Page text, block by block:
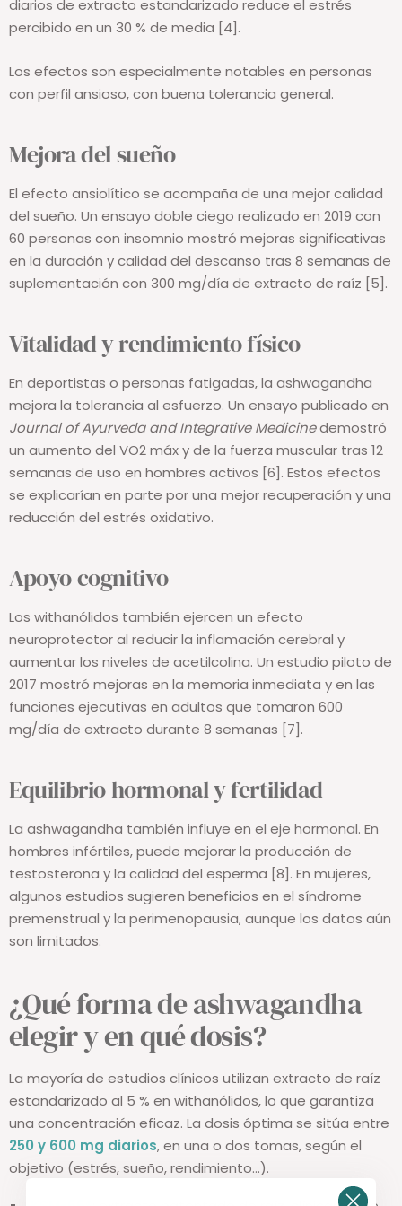
diarios de extracto estandarizado reduce el estrés
percibido en un 30 % de media [4].
Los efectos son especialmente notables en personas
con perfil ansioso, con buena tolerancia general.
Mejora del sueño
El efecto ansiolítico se acompaña de una mejor calidad
del sueño. Un ensayo doble ciego realizado en 2019 con
60 personas con insomnio mostró mejoras significativas
en la duración y calidad del descanso tras 8 semanas de
suplementación con 300 mg/día de extracto de raíz [5].
Vitalidad y rendimiento físico
En deportistas o personas fatigadas, la ashwagandha
mejora la tolerancia al esfuerzo. Un ensayo publicado en
Journal of Ayurveda and Integrative Medicine
demostró
un aumento del VO2 máx y de la fuerza muscular tras 12
semanas de uso en hombres activos [6]. Estos efectos
se explicarían en parte por una mejor recuperación y una
Apoyo cognitivo
Los withanólidos también ejercen un efecto
neuroprotector al reducir la inflamación cerebral y
aumentar los niveles de acetilcolina. Un estudio piloto de
2017 mostró mejoras en la memoria inmediata y en las
funciones ejecutivas en adultos que tomaron 600
mg/día de extracto durante 8 semanas [7].
Equilibrio hormonal y fertilidad
La ashwagandha también influye en el eje hormonal. En
hombres infértiles, puede mejorar la producción de
testosterona y la calidad del esperma [8]. En mujeres,
algunos estudios sugieren beneficios en el síndrome
premenstrual y la perimenopausia, aunque los datos aún
¿Qué forma de ashwagandha
elegir y en qué dosis?
La mayoría de estudios clínicos utilizan extracto de raíz
estandarizado al 5 % en withanólidos, lo que garantiza
una concentración eficaz. La dosis óptima se sitúa entre
250 y 600 mg diarios
, en una o dos tomas, según el
objetivo (estrés, sueño, rendimiento…).